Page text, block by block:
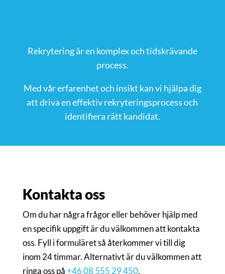
Rekrytering är en komplex och tidskrävande
process.
Med vår erfarenhet och insikt kan vi hjälpa dig
att driva en effektiv rekryteringsprocess och
identifiera rätt kandidat.
Kontakta oss
Om du har några frågor eller behöver hjälp med
en specifik uppgift är du välkommen att kontakta
oss. Fyll i formuläret så återkommer vi till dig
inom 24 timmar. Alternativt är du välkommen att
ringa oss på+46 08 555 29 450.